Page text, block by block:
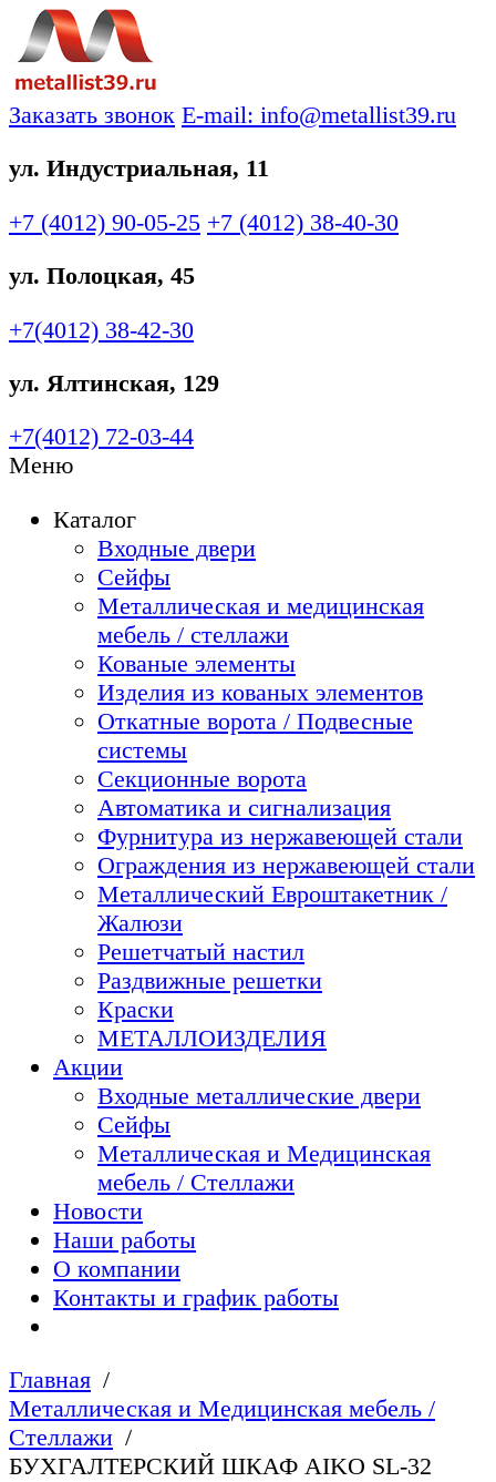
Заказать звонок E-mail: info@metallist39.ru
ул. Индустриальная, 11
+7 (4012) 90-05-25 +7 (4012) 38-40-30
ул. Полоцкая, 45
+7(4012) 38-42-30
ул. Ялтинская, 129
+7(4012) 72-03-44
Меню
Каталог
Входные двери
Сейфы
Металлическая и медицинская
мебель / стеллажи
Кованые элементы
Изделия из кованых элементов
Откатные ворота / Подвесные
системы
Секционные ворота
Автоматика и сигнализация
Фурнитура из нержавеющей стали
Ограждения из нержавеющей стали
Металлический Евроштакетник /
Жалюзи
Решетчатый настил
Раздвижные решетки
Краски
МЕТАЛЛОИЗДЕЛИЯ
Акции
Входные металлические двери
Сейфы
Металлическая и Медицинская
мебель / Стеллажи
Новости
Наши работы
О компании
Контакты и график работы
Главная
Металлическая и Медицинская мебель /
Стеллажи
БУХГАЛТЕРСКИЙ ШКАФ AIKO SL-32